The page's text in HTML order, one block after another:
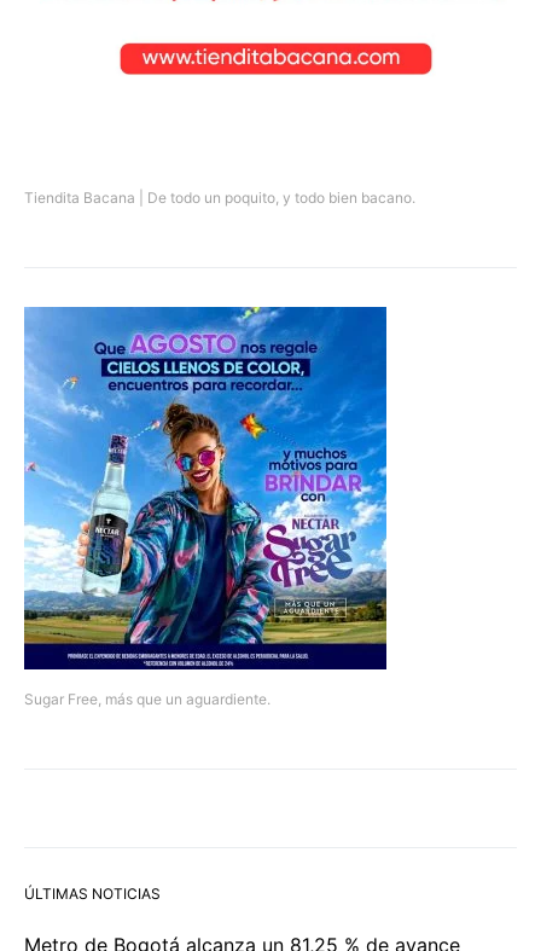
Tiendita Bacana | De todo un poquito, y todo bien bacano.
Sugar Free, más que un aguardiente.
ÚLTIMAS NOTICIAS
Metro de Bogotá alcanza un 81,25 % de avance